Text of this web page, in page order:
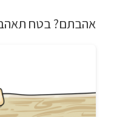
אהבתם? בטח